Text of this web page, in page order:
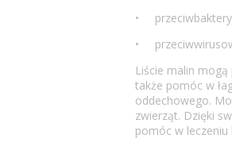
•
•
Liście malin
także pomóc w
oddechowego.
zwierząt. Dzięki
pomóc w